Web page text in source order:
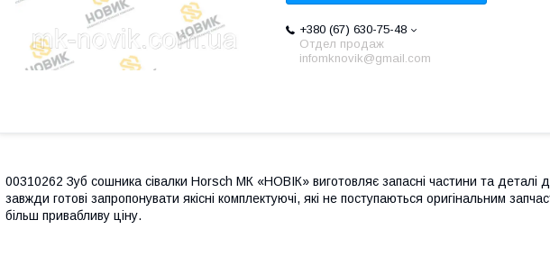
+380 (67) 630-75-48
Отдел продаж
infomknovik@gmail.com
00310262 Зуб сошника сівалки Horsch МК «НОВІК» виготовляє запасні частини та деталі
завжди готові запропонувати якісні комплектуючі, які не поступаються оригінальним
більш привабливу ціну.